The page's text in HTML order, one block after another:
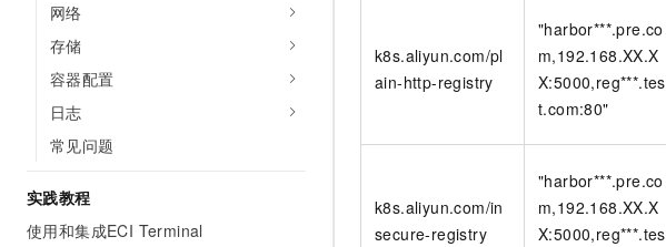
网络
存储
容器配置
日志
常见问题
实践教程
使用和集成ECI Terminal
k8s.aliyun.com/pl
ain-http-registry
"harbor***.pre.co
m,192.168.XX.X
X:5000,reg***.tes
t.com:80"
k8s.aliyun.com/in
secure-registry
"harbor***.pre.co
m,192.168.XX.X
X:5000,reg***.tes